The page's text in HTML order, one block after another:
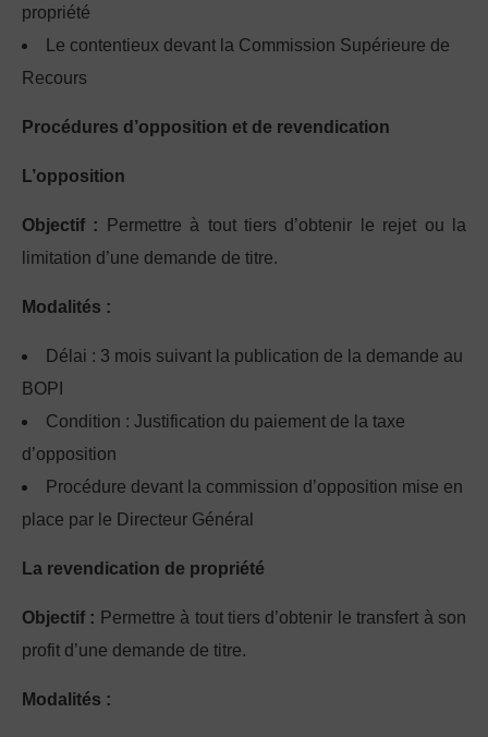
propriété
Le contentieux devant la Commission Supérieure de
Recours
Procédures d’opposition et de revendication
L’opposition
Objectif : Permettre à tout tiers d’obtenir le rejet ou la
limitation d’une demande de titre.
Modalités :
Délai : 3 mois suivant la publication de la demande au
BOPI
Condition : Justification du paiement de la taxe
d’opposition
Procédure devant la commission d’opposition mise en
place par le Directeur Général
La revendication de propriété
Objectif : Permettre à tout tiers d’obtenir le transfert à son
profit d’une demande de titre.
Modalités :